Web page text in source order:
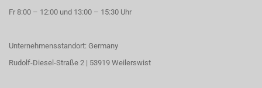
Fr 8:00 – 12:00 und 13:00 – 15:30 Uhr
Unternehmensstandort: Germany
Rudolf-Diesel-Straße 2 | 53919 Weilerswist